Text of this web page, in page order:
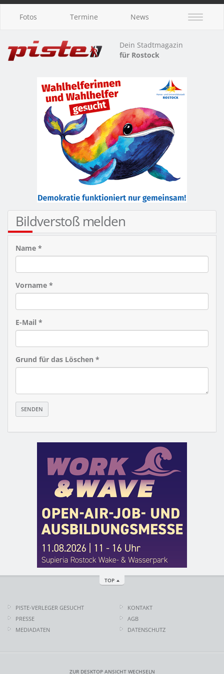
Fotos Termine News
Dein Stadtmagazin
für Rostock
Bildverstoß melden
Name *
Vorname *
E-Mail *
Grund für das Löschen *
TOP
PISTE-VERLEGER GESUCHT
PRESSE
MEDIADATEN
KONTAKT
AGB
DATENSCHUTZ
ZUR DESKTOP ANSICHT WECHSELN